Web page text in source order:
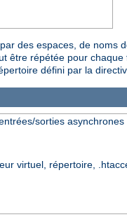
des espaces, de
être répétée pour
défini par la
sorties
virtuel, répertoire,